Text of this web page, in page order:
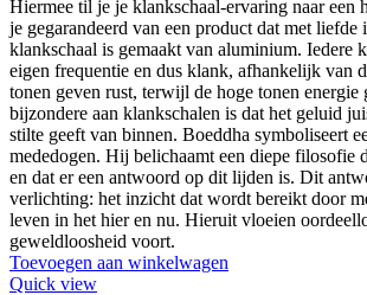
Hiermee til je je klankschaal-ervaring naar een
je gegarandeerd van een product dat met liefde
klankschaal is gemaakt van aluminium. Iedere
eigen frequentie en dus klank, afhankelijk van
tonen geven rust, terwijl de hoge tonen energie
bijzondere aan klankschalen is dat het geluid
stilte geeft van binnen. Boeddha symboliseert
mededogen. Hij belichaamt een diepe filosofie
en dat er een antwoord op dit lijden is. Dit
verlichting: het inzicht dat wordt bereikt door
leven in het hier en nu. Hieruit vloeien
geweldloosheid voort.
Toevoegen aan winkelwagen
Quick view